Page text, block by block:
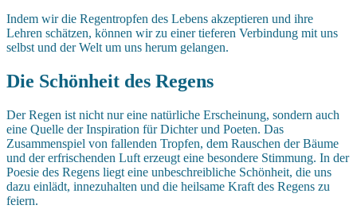
Indem wir die Regentropfen des Lebens akzeptieren und ihre
Lehren schätzen, können wir zu einer tieferen Verbindung mit uns
selbst und der Welt um uns herum gelangen.
Die Schönheit des Regens
Der Regen ist nicht nur eine natürliche Erscheinung, sondern auch
eine Quelle der Inspiration für Dichter und Poeten. Das
Zusammenspiel von fallenden Tropfen, dem Rauschen der Bäume
und der erfrischenden Luft erzeugt eine besondere Stimmung. In der
Poesie des Regens liegt eine unbeschreibliche Schönheit, die uns
dazu einlädt, innezuhalten und die heilsame Kraft des Regens zu
feiern.